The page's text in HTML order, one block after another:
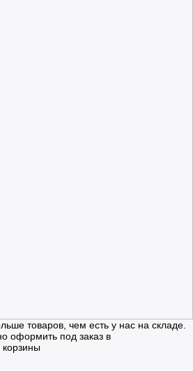
товаров, чем есть у нас на складе.
оформить под заказ в
корзины